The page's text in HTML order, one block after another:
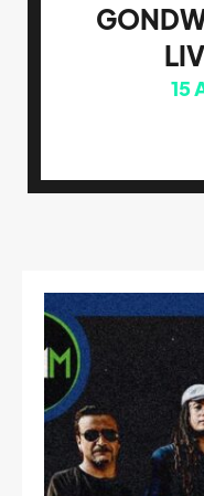
15